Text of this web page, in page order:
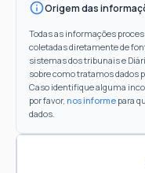
Origem das
Todas as informações
coletadas diretamente de
sistemas dos tribunais e
sobre como tratamos dados
Caso identifique alguma
por favor, nos informe para
dados.